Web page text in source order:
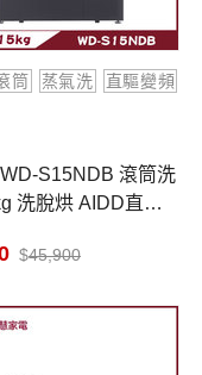
筒 蒸氣洗
直驅變頻
S15NDB 滾筒洗
洗脫烘 AIDD直驅
45,900